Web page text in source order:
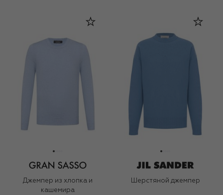
Джемпер из хлопка и
кашемира
Шерстяной джемпер